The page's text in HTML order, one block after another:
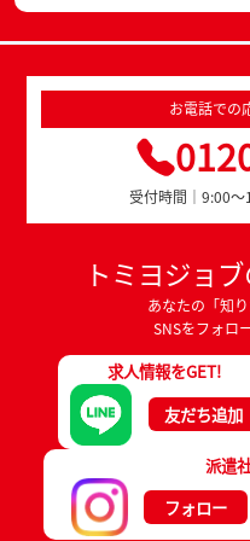
お電話での
受付時間｜9:00～
トミヨジョ
あなたの「知
SNSをフォロ
求人情報をGET!
友だち追加
派遣
フォロー